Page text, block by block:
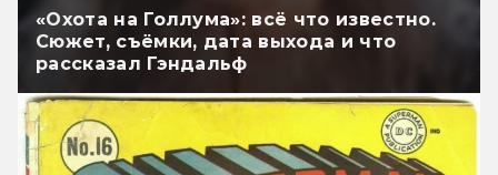
«Охота на Голлума»: всё что известно.
Сюжет, съёмки, дата выхода и что
рассказал Гэндальф